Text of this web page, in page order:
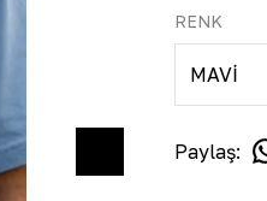
RENK
Paylaş: